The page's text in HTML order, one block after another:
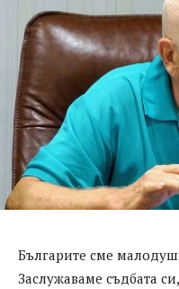
Българите сме
Заслужаваме съдбата